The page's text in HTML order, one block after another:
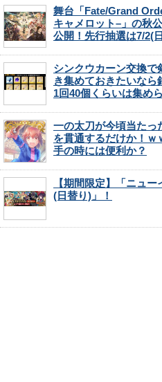
舞台「Fate/Grand
キャメロット–」の秋
公開！先行抽選は7/2(
シンクウカーン交換で
き集めておきたいなら
1回40個くらいは集め
一の太刀が今頃当たっ
を貫通するだけか！ｗ
手の時には便利か？
【期間限定】「ニュ
(日替り)」！